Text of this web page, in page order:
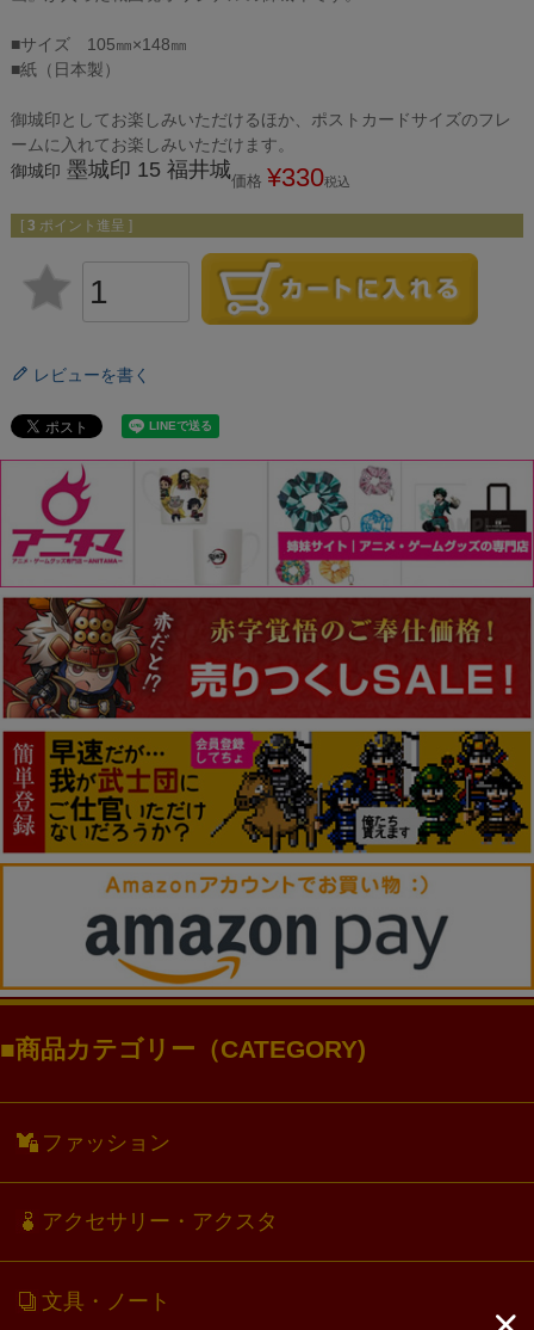
■サイズ 105㎜×148㎜
■紙（日本製）
御城印としてお楽しみいただけるほか、ポストカードサイズのフレ
ームに入れてお楽しみいただけます。
御城印 墨城印 15 福井城価格 ¥330税込
[ 3 ポイント進呈 ]
レビューを書く
商品カテゴリー（CATEGORY)
ファッション
アクセサリー・アクスタ
文具・ノート